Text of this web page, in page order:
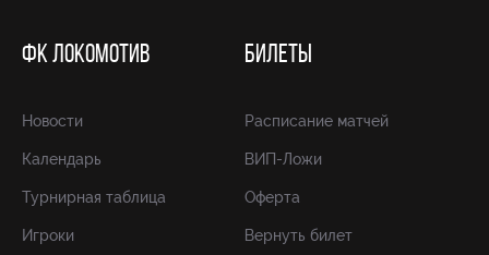
ФК ЛОКОМОТИВ
Новости
Календарь
Турнирная таблица
Игроки
БИЛЕТЫ
Расписание матчей
ВИП-Ложи
Оферта
Вернуть билет